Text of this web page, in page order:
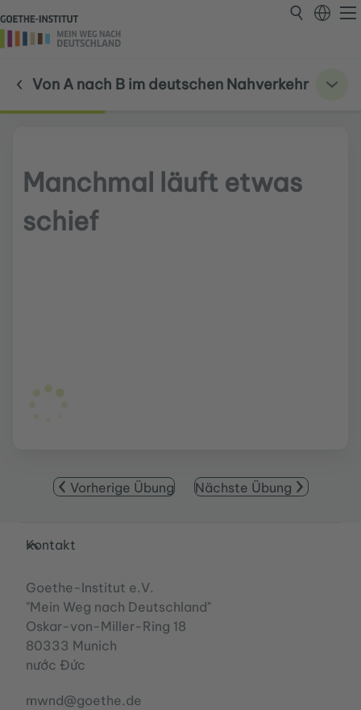
Von A nach B im deutschen Nahverkehr
Manchmal läuft etwas
schief
Vorherige Übung Nächste Übung
Service- und Informationsbereich
Kontakt
Goethe-Institut e.V.
"Mein Weg nach Deutschland"
Oskar-von-Miller-Ring 18
80333 Munich
nước Đức
mwnd@goethe.de